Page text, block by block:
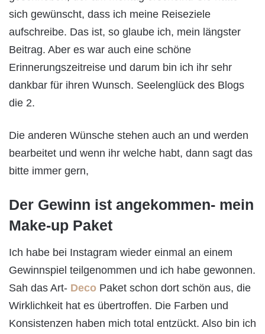
sich gewünscht, dass ich meine Reiseziele
aufschreibe. Das ist, so glaube ich, mein längster
Beitrag. Aber es war auch eine schöne
Erinnerungszeitreise und darum bin ich ihr sehr
dankbar für ihren Wunsch. Seelenglück des Blogs
die 2.
Die anderen Wünsche stehen auch an und werden
bearbeitet und wenn ihr welche habt, dann sagt das
bitte immer gern,
Der Gewinn ist angekommen- mein
Make-up Paket
Ich habe bei Instagram wieder einmal an einem
Gewinnspiel teilgenommen und ich habe gewonnen.
Sah das Art- Deco Paket schon dort schön aus, die
Wirklichkeit hat es übertroffen. Die Farben und
Konsistenzen haben mich total entzückt. Also bin ich